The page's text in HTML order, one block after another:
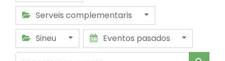
Serveis complementaris
Sineu
Eventos pasados